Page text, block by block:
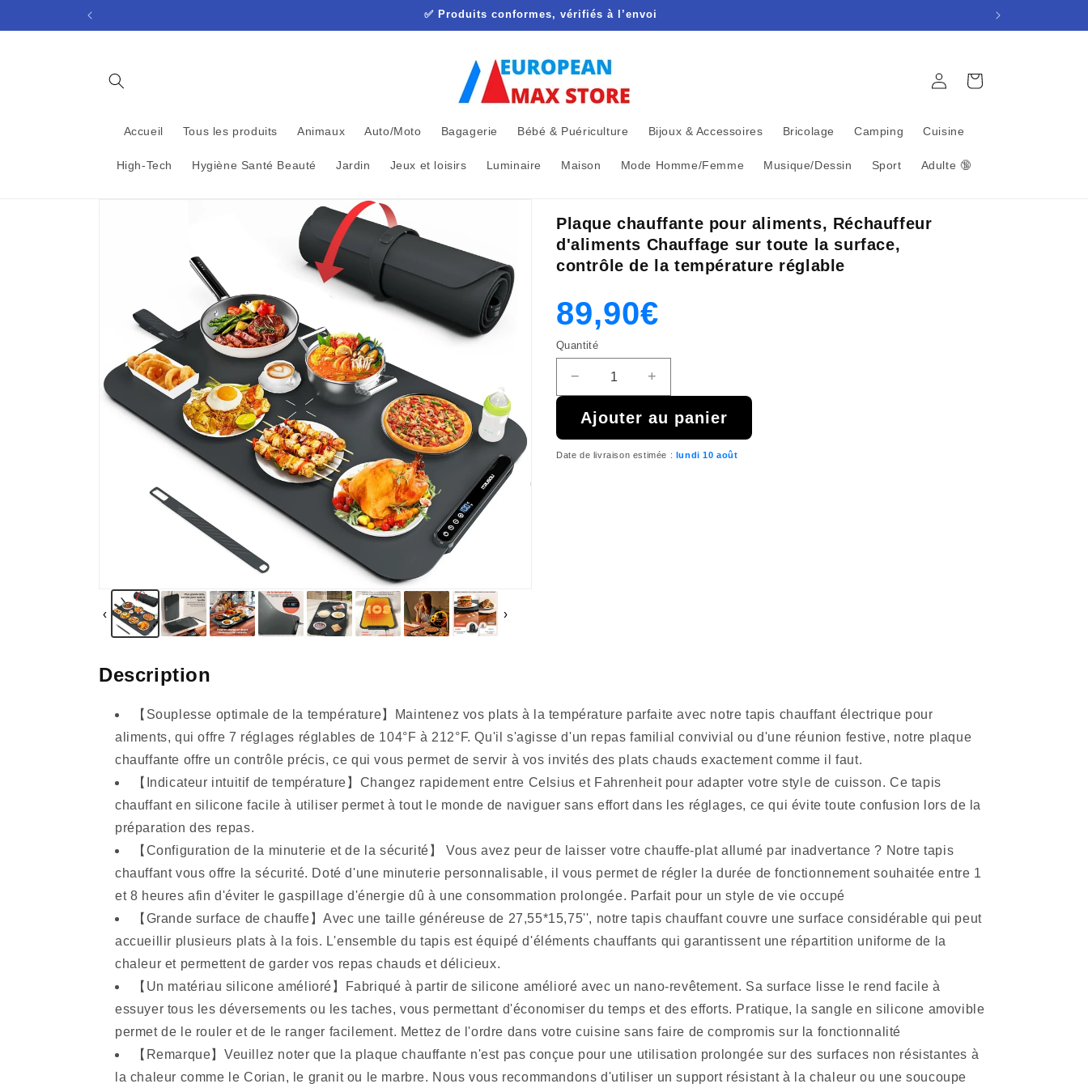
au
✅ Produits conformes, vérifiés à l’envoi
Accueil Tous les produits Animaux Auto/Moto Bagagerie Bébé & Puériculture Bijoux & Accessoires Bricolage Camping Cuisine
High-Tech Hygiène Santé Beauté Jardin Jeux et loisirs Luminaire Maison Mode Homme/Femme Musique/Dessin Sport Adulte 🔞
ConnexionPanier
‹ ›
Plaque chauffante pour aliments, Réchauffeur
d'aliments Chauffage sur toute la surface,
contrôle de la température réglable
Prix
habituel
Prix
promotionnel
89,90€
Quantité
Réduire
la
quantité
{{
−
Augmenter
la
quantité
{{
+
Ajouter au panier
Date de livraison estimée : lundi 10 août
Description
【Souplesse optimale de la température】Maintenez vos plats à la température parfaite avec notre tapis chauffant électrique pour
aliments, qui offre 7 réglages réglables de 104°F à 212°F. Qu'il s'agisse d'un repas familial convivial ou d'une réunion festive, notre plaque
chauffante offre un contrôle précis, ce qui vous permet de servir à vos invités des plats chauds exactement comme il faut.
【Indicateur intuitif de température】Changez rapidement entre Celsius et Fahrenheit pour adapter votre style de cuisson. Ce tapis
chauffant en silicone facile à utiliser permet à tout le monde de naviguer sans effort dans les réglages, ce qui évite toute confusion lors de la
préparation des repas.
【Configuration de la minuterie et de la sécurité】 Vous avez peur de laisser votre chauffe-plat allumé par inadvertance ? Notre tapis
chauffant vous offre la sécurité. Doté d'une minuterie personnalisable, il vous permet de régler la durée de fonctionnement souhaitée entre 1
et 8 heures afin d'éviter le gaspillage d'énergie dû à une consommation prolongée. Parfait pour un style de vie occupé
【Grande surface de chauffe】Avec une taille généreuse de 27,55*15,75'', notre tapis chauffant couvre une surface considérable qui peut
accueillir plusieurs plats à la fois. L'ensemble du tapis est équipé d'éléments chauffants qui garantissent une répartition uniforme de la
chaleur et permettent de garder vos repas chauds et délicieux.
【Un matériau silicone amélioré】Fabriqué à partir de silicone amélioré avec un nano-revêtement. Sa surface lisse le rend facile à
essuyer tous les déversements ou les taches, vous permettant d'économiser du temps et des efforts. Pratique, la sangle en silicone amovible
permet de le rouler et de le ranger facilement. Mettez de l'ordre dans votre cuisine sans faire de compromis sur la fonctionnalité
【Remarque】Veuillez noter que la plaque chauffante n'est pas conçue pour une utilisation prolongée sur des surfaces non résistantes à
la chaleur comme le Corian, le granit ou le marbre. Nous vous recommandons d'utiliser un support résistant à la chaleur ou une soucoupe